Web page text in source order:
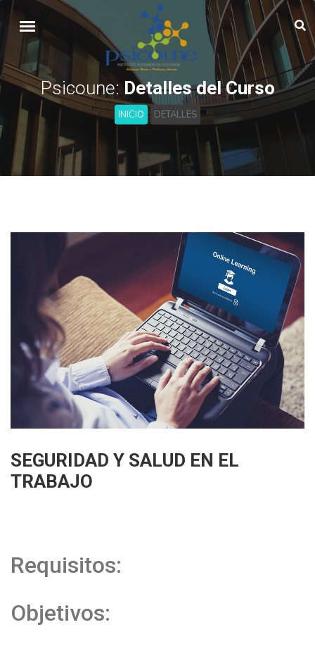
Psicoune:Detalles del Curso
INICIO DETALLES
SEGURIDAD Y SALUD EN EL
TRABAJO
Requisitos:
Objetivos: